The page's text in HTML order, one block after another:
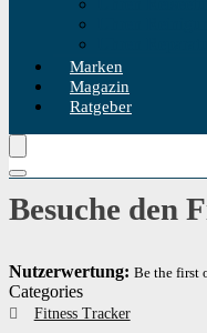
Marken
Magazin
Ratgeber
Besuche den
Nutzerwertung: Be the first
Categories
Fitness Tracker